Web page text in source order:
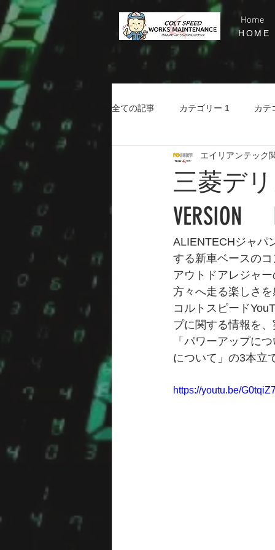
Home
HOME
全ての記事 カテゴリー 1 カテ
三菱デリ
VERSION
エイリアンテック
ALIENTECHジャパ
する新車ベースの
アウトドアレジャ
方々へ走る楽しさ
コルトスピード
プに関する情報を
「パワーアップに
について」の3本立
https://youtu.be/